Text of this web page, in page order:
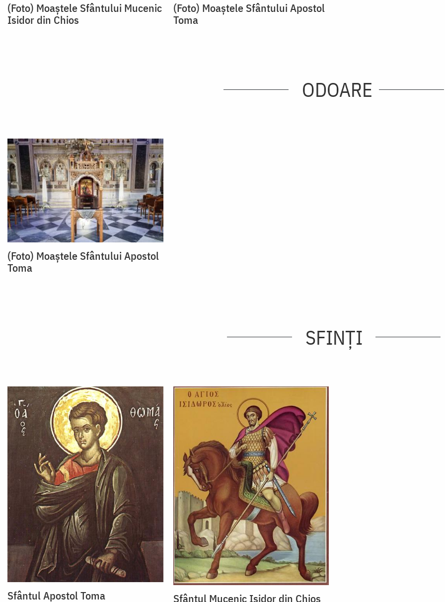
(Foto) Moaștele Sfântului Mucenic
Isidor din Chios
(Foto) Moaștele Sfântului Apostol
Toma
ODOARE
(Foto) Moaștele Sfântului Apostol
Toma
SFINȚI
Sfântul Apostol Toma Sfântul Mucenic Isidor din Chios